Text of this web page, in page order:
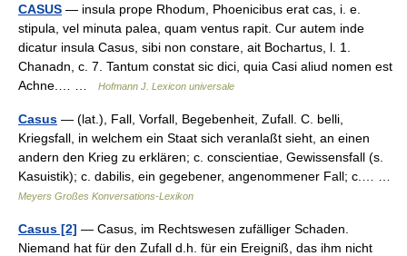
CASUS — insula prope Rhodum, Phoenicibus erat cas, i. e.
stipula, vel minuta palea, quam ventus rapit. Cur autem inde
dicatur insula Casus, sibi non constare, ait Bochartus, l. 1.
Chanadn, c. 7. Tantum constat sic dici, quia Casi aliud nomen est
Achne.… …
Hofmann J. Lexicon universale
Casus — (lat.), Fall, Vorfall, Begebenheit, Zufall. C. belli,
Kriegsfall, in welchem ein Staat sich veranlaßt sieht, an einen
andern den Krieg zu erklären; c. conscientiae, Gewissensfall (s.
Kasuistik); c. dabilis, ein gegebener, angenommener Fall; c.… …
Meyers Großes Konversations-Lexikon
Casus [2] — Casus, im Rechtswesen zufälliger Schaden.
Niemand hat für den Zufall d.h. für ein Ereigniß, das ihm nicht